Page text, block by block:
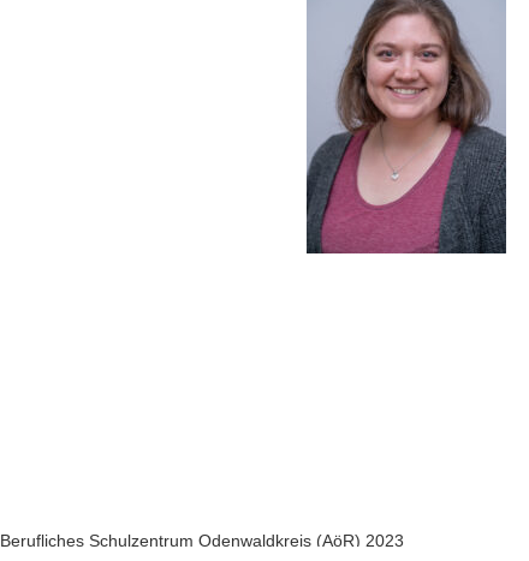
Berufliches Schulzentrum Odenwaldkreis (AöR) 2023